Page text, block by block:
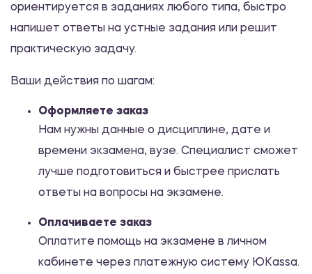
ориентируется в заданиях любого типа, быстро
напишет ответы на устные задания или решит
практическую задачу.
Ваши действия по шагам:
Оформляете заказ
Нам нужны данные о дисциплине, дате и
времени экзамена, вузе. Специалист сможет
лучше подготовиться и быстрее прислать
ответы на вопросы на экзамене.
Оплачиваете заказ
Оплатите помощь на экзамене в личном
кабинете через платежную систему ЮKassa.